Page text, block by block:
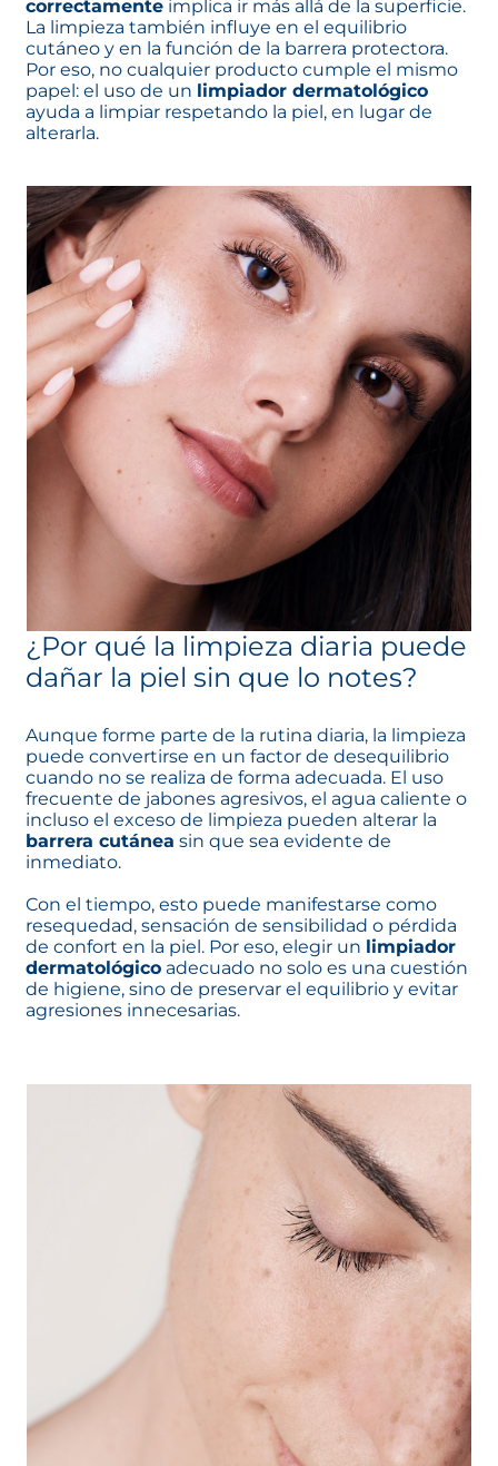
correctamente implica ir más allá de la superficie.
La limpieza también influye en el equilibrio
cutáneo y en la función de la barrera protectora.
Por eso, no cualquier producto cumple el mismo
papel: el uso de un limpiador dermatológico
ayuda a limpiar respetando la piel, en lugar de
alterarla.
¿Por qué la limpieza diaria puede
dañar la piel sin que lo notes?
Aunque forme parte de la rutina diaria, la limpieza
puede convertirse en un factor de desequilibrio
cuando no se realiza de forma adecuada. El uso
frecuente de jabones agresivos, el agua caliente o
incluso el exceso de limpieza pueden alterar la
barrera cutánea sin que sea evidente de
inmediato.
Con el tiempo, esto puede manifestarse como
resequedad, sensación de sensibilidad o pérdida
de confort en la piel. Por eso, elegir un limpiador
dermatológico adecuado no solo es una cuestión
de higiene, sino de preservar el equilibrio y evitar
agresiones innecesarias.